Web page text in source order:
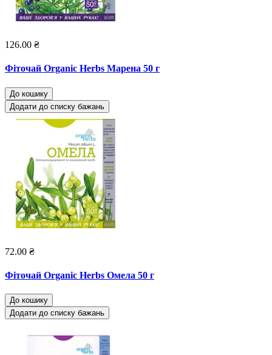
126.00 ₴
Фіточай Organic Herbs Марена 50 г
До кошику
Додати до списку бажань
72.00 ₴
Фіточай Organic Herbs Омела 50 г
До кошику
Додати до списку бажань